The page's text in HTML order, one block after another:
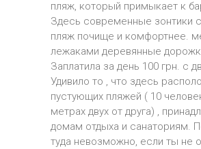
пляж, который примыкает к
Здесь современные зонтики
пляж почище и комфортнее.
лежаками деревянные
Заплатила за день 100 грн. с
Удивило то , что здесь
пустующих пляжей ( 10
метрах двух от друга) ,
домам отдыха и санаториям.
туда невозможно, если ты не